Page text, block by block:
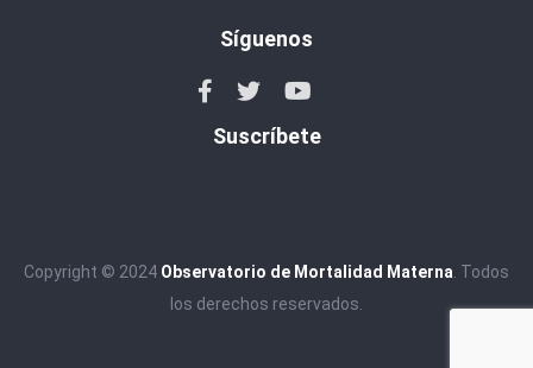
Síguenos
Suscríbete
Copyright © 2024 Observatorio de Mortalidad Materna . Todos
los derechos reservados.